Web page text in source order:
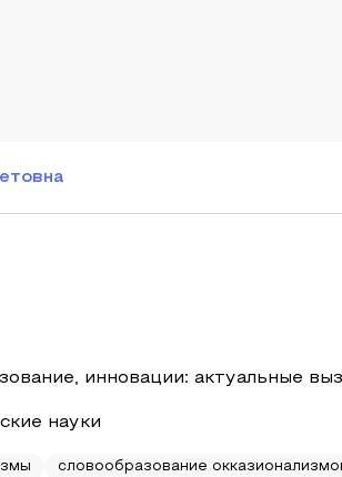
инновации: актуальные
науки
словообразование